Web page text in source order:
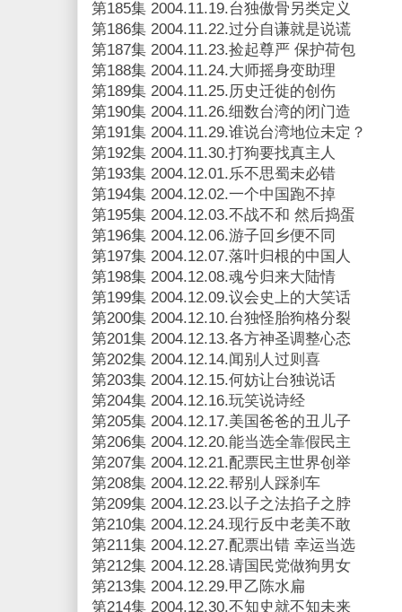
第185集 2004.11.19.台独傲骨另类定义
第186集 2004.11.22.过分自谦就是说谎
第187集 2004.11.23.捡起尊严 保护荷包
第188集 2004.11.24.大师摇身变助理
第189集 2004.11.25.历史迁徙的创伤
第190集 2004.11.26.细数台湾的闭门造
第191集 2004.11.29.谁说台湾地位未定？
第192集 2004.11.30.打狗要找真主人
第193集 2004.12.01.乐不思蜀未必错
第194集 2004.12.02.一个中国跑不掉
第195集 2004.12.03.不战不和 然后捣蛋
第196集 2004.12.06.游子回乡便不同
第197集 2004.12.07.落叶归根的中国人
第198集 2004.12.08.魂兮归来大陆情
第199集 2004.12.09.议会史上的大笑话
第200集 2004.12.10.台独怪胎狗格分裂
第201集 2004.12.13.各方神圣调整心态
第202集 2004.12.14.闻别人过则喜
第203集 2004.12.15.何妨让台独说话
第204集 2004.12.16.玩笑说诗经
第205集 2004.12.17.美国爸爸的丑儿子
第206集 2004.12.20.能当选全靠假民主
第207集 2004.12.21.配票民主世界创举
第208集 2004.12.22.帮别人踩刹车
第209集 2004.12.23.以子之法掐子之脖
第210集 2004.12.24.现行反中老美不敢
第211集 2004.12.27.配票出错 幸运当选
第212集 2004.12.28.请国民党做狗男女
第213集 2004.12.29.甲乙陈水扁
第214集 2004.12.30.不知史就不知未来